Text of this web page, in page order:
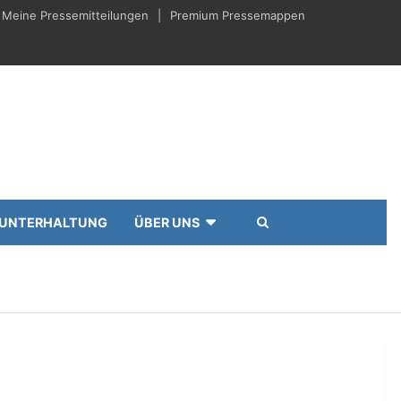
Meine Pressemitteilungen Premium Pressemappen
UNTERHALTUNG ÜBER UNS